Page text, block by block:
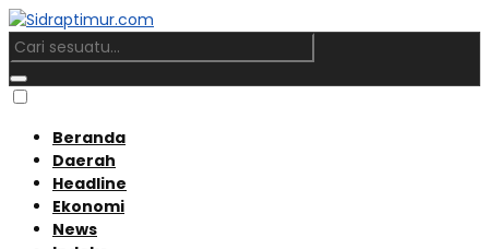
Beranda
Daerah
Headline
Ekonomi
News